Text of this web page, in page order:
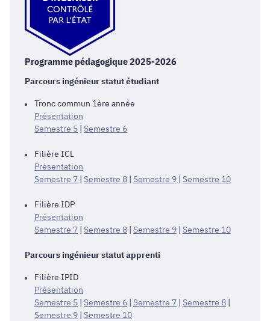
Programme pédagogique 2025-2026
Parcours ingénieur statut étudiant
Tronc commun 1ère année
Présentation
Semestre 5 | Semestre 6
Filière ICL
Présentation
Semestre 7 | Semestre 8 | Semestre 9 | Semestre 10
Filière IDP
Présentation
Semestre 7 | Semestre 8 | Semestre 9 | Semestre 10
Parcours ingénieur statut apprenti
Filière IPID
Présentation
Semestre 5 | Semestre 6 | Semestre 7 | Semestre 8 |
Semestre 9 | Semestre 10